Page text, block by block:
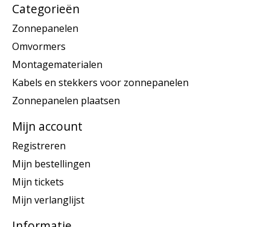
Categorieën
Zonnepanelen
Omvormers
Montagematerialen
Kabels en stekkers voor zonnepanelen
Zonnepanelen plaatsen
Mijn account
Registreren
Mijn bestellingen
Mijn tickets
Mijn verlanglijst